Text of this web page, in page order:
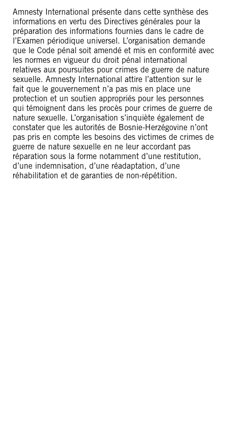
Amnesty International présente dans cette synthèse des
informations en vertu des Directives générales pour la
préparation des informations fournies dans le cadre de
l’Examen périodique universel. L’organisation demande
que le Code pénal soit amendé et mis en conformité avec
les normes en vigueur du droit pénal international
relatives aux poursuites pour crimes de guerre de nature
sexuelle. Amnesty International attire l’attention sur le
fait que le gouvernement n’a pas mis en place une
protection et un soutien appropriés pour les personnes
qui témoignent dans les procès pour crimes de guerre de
nature sexuelle. L’organisation s’inquiète également de
constater que les autorités de Bosnie-Herzégovine n’ont
pas pris en compte les besoins des victimes de crimes de
guerre de nature sexuelle en ne leur accordant pas
réparation sous la forme notamment d’une restitution,
d’une indemnisation, d’une réadaptation, d’une
réhabilitation et de garanties de non-répétition.